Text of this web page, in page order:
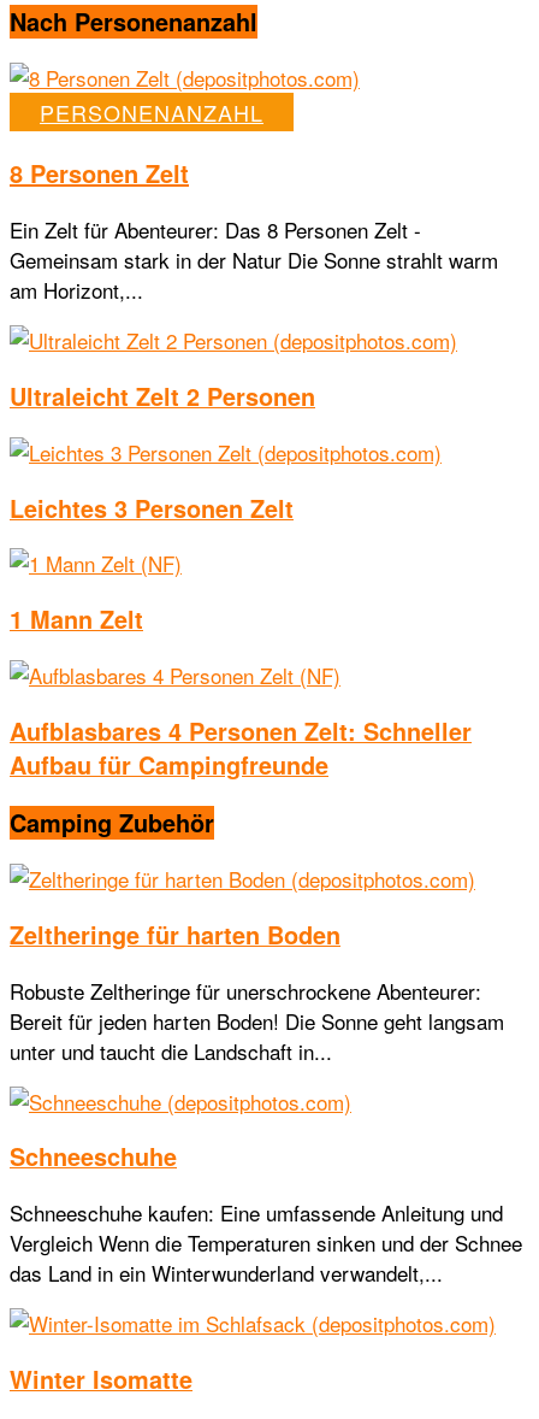
Nach Personenanzahl
PERSONENANZAHL
8 Personen Zelt
Ein Zelt für Abenteurer: Das 8 Personen Zelt -
Gemeinsam stark in der Natur Die Sonne strahlt warm
am Horizont,...
Ultraleicht Zelt 2 Personen
Leichtes 3 Personen Zelt
1 Mann Zelt
Aufblasbares 4 Personen Zelt: Schneller
Aufbau für Campingfreunde
Camping Zubehör
Zeltheringe für harten Boden
Robuste Zeltheringe für unerschrockene Abenteurer:
Bereit für jeden harten Boden! Die Sonne geht langsam
unter und taucht die Landschaft in...
Schneeschuhe
Schneeschuhe kaufen: Eine umfassende Anleitung und
Vergleich Wenn die Temperaturen sinken und der Schnee
das Land in ein Winterwunderland verwandelt,...
Winter Isomatte